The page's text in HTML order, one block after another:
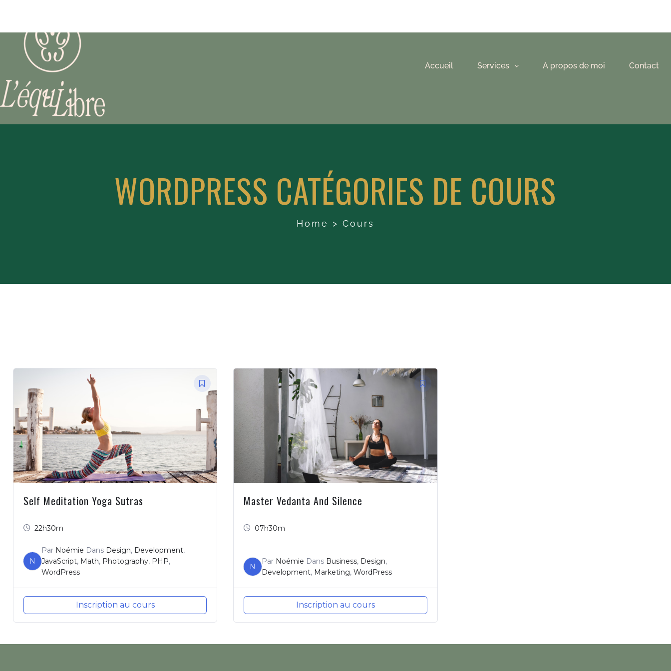
Accueil Services A propos de moi Contact
WORDPRESS CATÉGORIES DE COURS
Home > Cours
Self Meditation Yoga Sutras
22h30m
N
Par Noémie Dans Design, Development,
JavaScript, Math, Photography, PHP,
WordPress
Inscription au cours
Master Vedanta And Silence
07h30m
N
Par Noémie Dans Business, Design,
Development, Marketing,WordPress
Inscription au cours